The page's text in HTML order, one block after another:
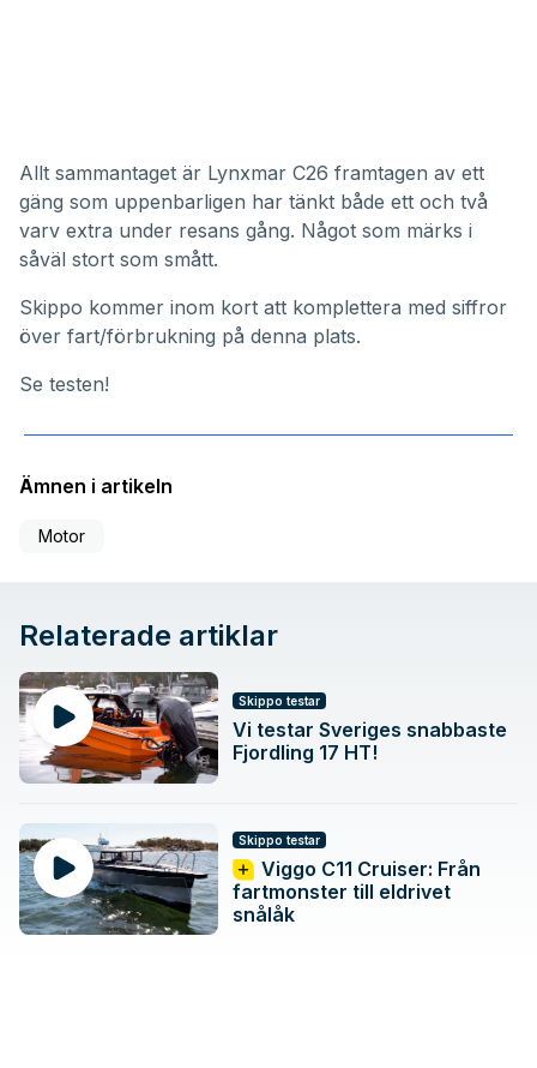
Allt sammantaget är Lynxmar C26 framtagen av ett
gäng som uppenbarligen har tänkt både ett och två
varv extra under resans gång. Något som märks i
såväl stort som smått.
Skippo kommer inom kort att komplettera med siffror
över fart/förbrukning på denna plats.
Se testen!
Ämnen i artikeln
Motor
Relaterade artiklar
Skippo testar
Vi testar Sveriges snabbaste
Fjordling 17 HT!
Skippo testar
Viggo C11 Cruiser: Från
fartmonster till eldrivet
snålåk